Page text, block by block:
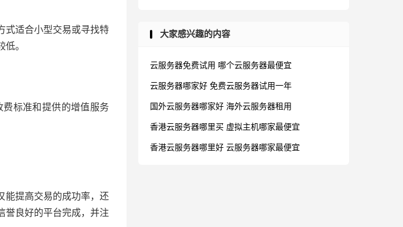
式适合小型交易或寻找特
。
标准和提供的增值服务
能提高交易的成功率，还
誉良好的平台完成，并注
大家感兴趣的内容
云服务器免费试用 哪个云服务器最便宜
云服务器哪家好 免费云服务器试用一年
国外云服务器哪家好 海外云服务器租用
香港云服务器哪里买 虚拟主机哪家最便宜
香港云服务器哪里好 云服务器哪家最便宜